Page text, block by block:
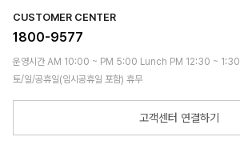
CUSTOMER CENTER
1800-9577
운영시간 AM 10:00 ~ PM 5:00 Lunch PM 12:30 ~ 1:30
토/일/공휴일(임시공휴일 포함) 휴무
고객센터 연결하기